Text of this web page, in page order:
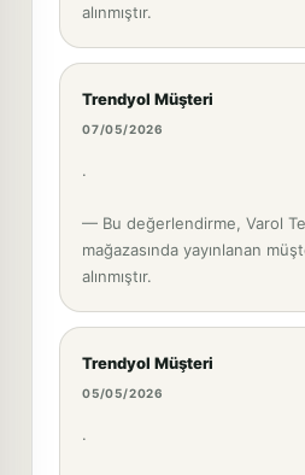
alınmıştır.
Trendyol Müşteri
07/05/2026
.
— Bu değerlendirme, Varol
mağazasında yayınlanan
alınmıştır.
Trendyol Müşteri
05/05/2026
.